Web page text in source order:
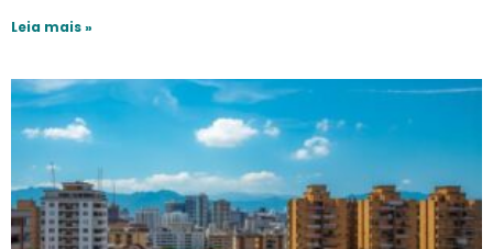
Leia mais »